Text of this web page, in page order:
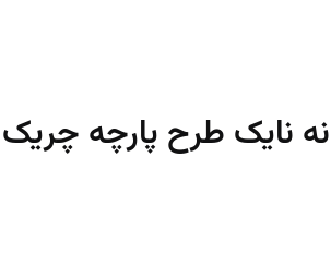
نایک طرح پارچه